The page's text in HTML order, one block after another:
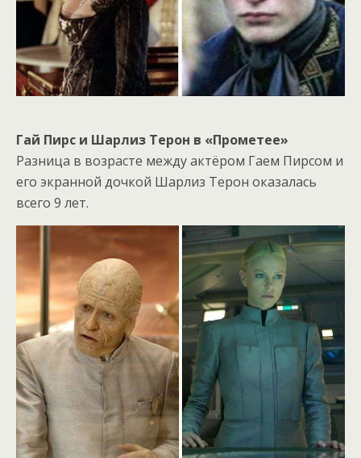
Гай Пирс и Шарлиз Терон в «Прометее»
Разница в возрасте между актёром Гаем Пирсом и
его экранной дочкой Шарлиз Терон оказалась
всего 9 лет.